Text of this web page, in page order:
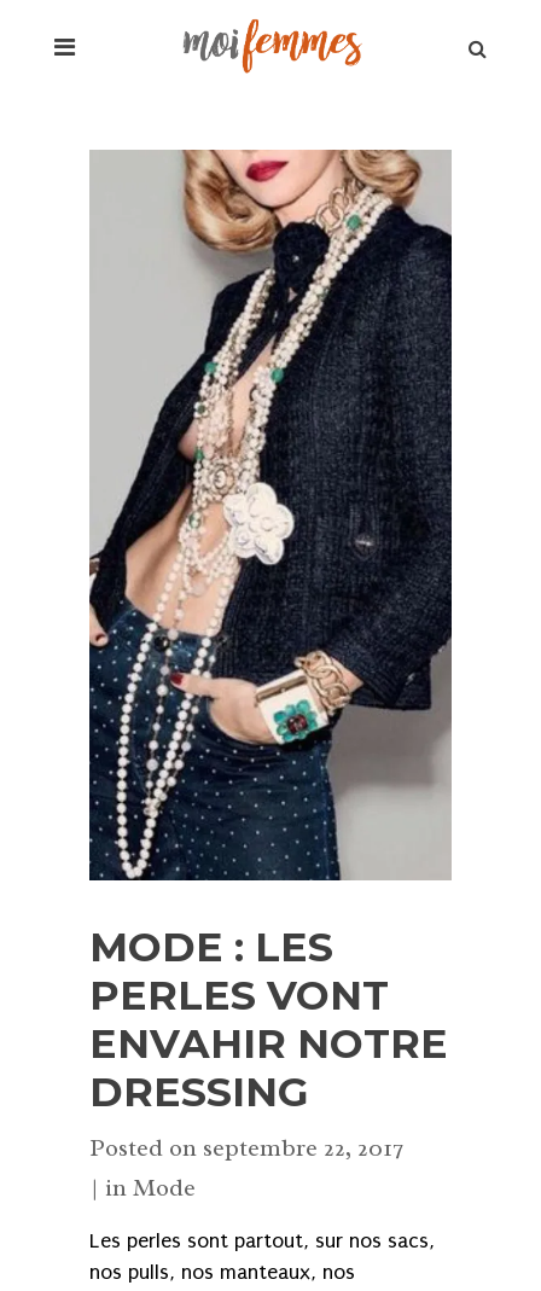
MODE : LES
PERLES VONT
ENVAHIR NOTRE
DRESSING
Posted on septembre 22, 2017
in Mode
Les perles sont partout, sur nos sacs,
nos pulls, nos manteaux, nos